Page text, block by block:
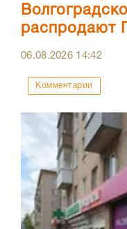
распродают
06.08.2026 14:42
Комментарии